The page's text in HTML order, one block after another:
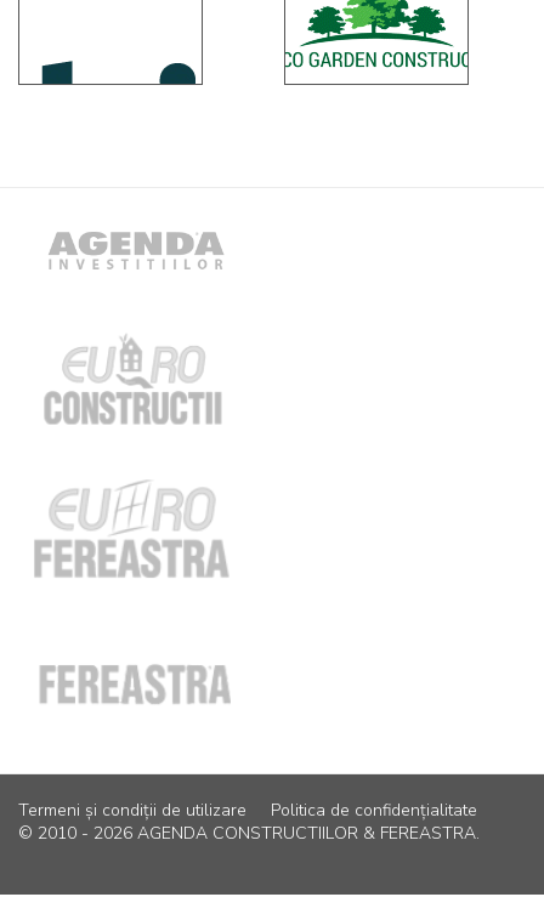
Termeni și condiții de utilizare
Politica de confidențialitate
© 2010 - 2026 AGENDA CONSTRUCTIILOR & FEREASTRA.